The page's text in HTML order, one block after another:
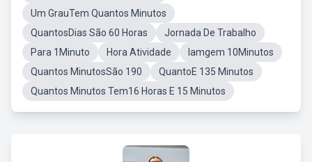
Um GrauTem Quantos Minutos
QuantosDias São 60 Horas
Jornada De Trabalho
Para 1Minuto
Hora Atividade
Iamgem 10Minutos
Quantos MinutosSão 190
QuantoE 135 Minutos
Quantos Minutos Tem16 Horas E 15 Minutos